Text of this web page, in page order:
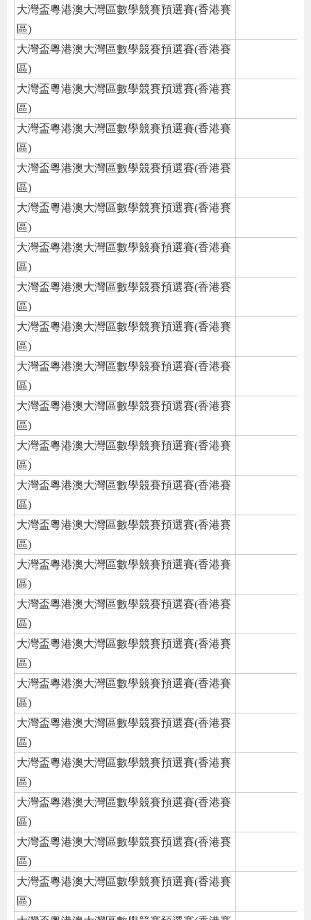
大灣盃粵港澳大灣區數學競賽預選賽(香港賽
區)
大灣盃粵港澳大灣區數學競賽預選賽(香港賽
區)
大灣盃粵港澳大灣區數學競賽預選賽(香港賽
區)
大灣盃粵港澳大灣區數學競賽預選賽(香港賽
區)
大灣盃粵港澳大灣區數學競賽預選賽(香港賽
區)
大灣盃粵港澳大灣區數學競賽預選賽(香港賽
區)
大灣盃粵港澳大灣區數學競賽預選賽(香港賽
區)
大灣盃粵港澳大灣區數學競賽預選賽(香港賽
區)
大灣盃粵港澳大灣區數學競賽預選賽(香港賽
區)
大灣盃粵港澳大灣區數學競賽預選賽(香港賽
區)
大灣盃粵港澳大灣區數學競賽預選賽(香港賽
區)
大灣盃粵港澳大灣區數學競賽預選賽(香港賽
區)
大灣盃粵港澳大灣區數學競賽預選賽(香港賽
區)
大灣盃粵港澳大灣區數學競賽預選賽(香港賽
區)
大灣盃粵港澳大灣區數學競賽預選賽(香港賽
區)
大灣盃粵港澳大灣區數學競賽預選賽(香港賽
區)
大灣盃粵港澳大灣區數學競賽預選賽(香港賽
區)
大灣盃粵港澳大灣區數學競賽預選賽(香港賽
區)
大灣盃粵港澳大灣區數學競賽預選賽(香港賽
區)
大灣盃粵港澳大灣區數學競賽預選賽(香港賽
區)
大灣盃粵港澳大灣區數學競賽預選賽(香港賽
區)
大灣盃粵港澳大灣區數學競賽預選賽(香港賽
區)
大灣盃粵港澳大灣區數學競賽預選賽(香港賽
區)